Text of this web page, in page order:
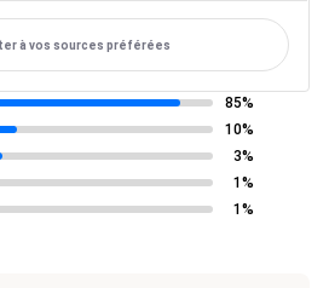
à vos sources préférées
85%
10%
3%
1%
1%